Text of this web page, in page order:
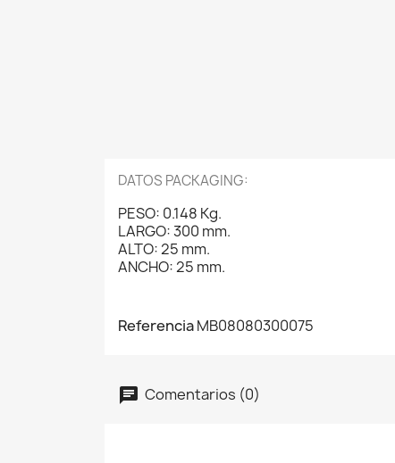
DATOS PACKAGING:
PESO: 0.148 Kg.
LARGO: 300 mm.
ALTO: 25 mm.
ANCHO: 25 mm.
ReferenciaMB08080300075
Comentarios (0)